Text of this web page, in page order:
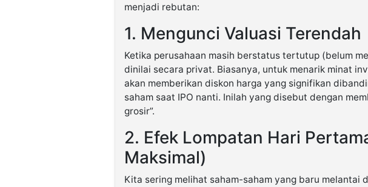
menjadi rebutan:
1. Mengunci Valuasi Terendah
Ketika perusahaan masih berstatus tertutup (belum
dinilai secara privat. Biasanya, untuk menarik minat
akan memberikan diskon harga yang signifikan
saham saat IPO nanti. Inilah yang disebut dengan
grosir”.
2. Efek Lompatan Hari
Maksimal)
Kita sering melihat saham-saham yang baru melantai